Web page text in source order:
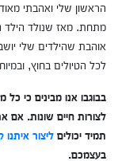
הראשון שלי ואהבתי
מתחת. מאז שנולד הילד
אוהבת שהילדים שלי
לכל הטיולים בחוץ,
בבוגבו אנו מבינים כי כל
לצורות חיים שונות. אם
תמיד יכולים ליצור
בעצמכם.